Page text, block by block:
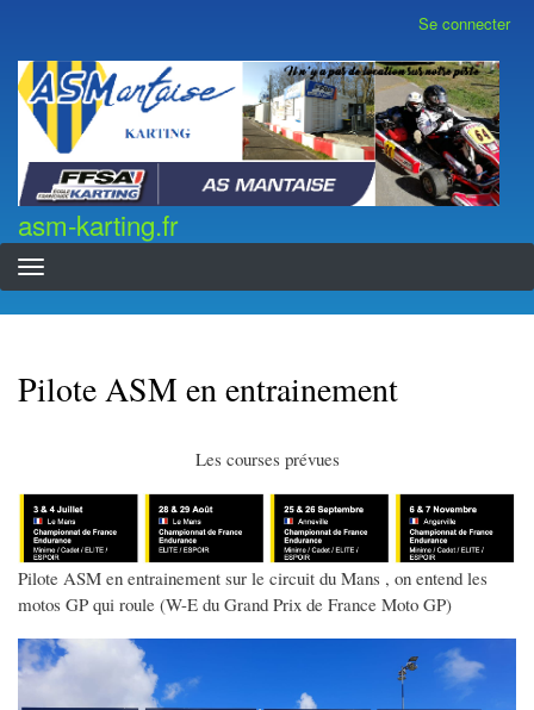
contenu
principal
compte
de
l'utilisateur
Se connecter
asm-karting.fr
asm-karting.fr
Pilote ASM en entrainement
Les courses prévues
Pilote ASM en entrainement sur le circuit du Mans , on entend les
motos GP qui roule (W-E du Grand Prix de France Moto GP)